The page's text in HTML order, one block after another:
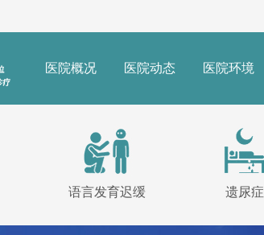
医院概况 医院动态 医院环境
语言发育迟缓 遗尿症